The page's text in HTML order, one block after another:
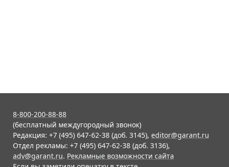
8-800-200-88-88
(бесплатный междугородный звонок)
Редакция: +7 (495) 647-62-38 (доб. 3145), editor@garant.ru
Отдел рекламы: +7 (495) 647-62-38 (доб. 3136),
adv@garant.ru. Рекламные возможности сайта